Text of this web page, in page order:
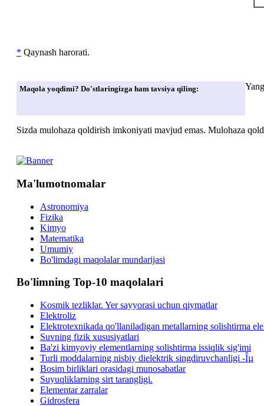
* Qaynash harorati.
Maqola yoqdimi? Do'stlaringizga ham tavsiya qiling:
Sizda mulohaza qoldirish imkoniyati mavjud emas. Mulohaza
Ma'lumotnomalar
Astronomiya
Fizika
Kimyo
Matematika
Umumiy
Bo'limdagi maqolalar mundarijasi
Bo'limning Top-10 maqolalari
Kosmik tezliklar. Yer sayyorasi uchun qiymatlar
Elektroliz
Elektrotexnikada qo'llaniladigan metallarning solishtirma
Suvning fizik xususiyatlari
Ba'zi kimyoviy elementlarning solishtirma issiqlik sig'imi
Turli moddalarning nisbiy dielektrik singdiruvchanligi -Îµ
Bosim birliklari orasidagi munosabatlar
Suyuqliklarning sirt tarangligi.
Elementar zarralar
Gidrosfera